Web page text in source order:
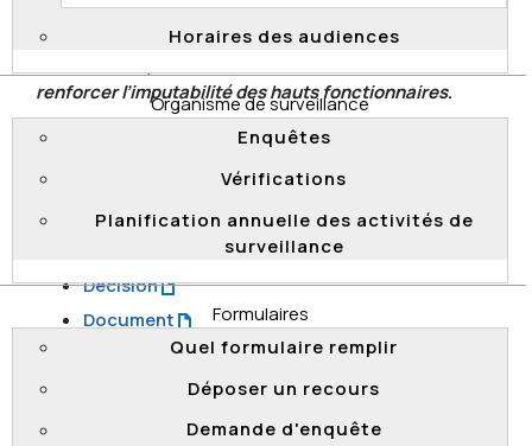
Horaires des audiences
Organisme de surveillance
Enquêtes
Vérifications
Planification annuelle des activités de
surveillance
Formulaires
Quel formulaire remplir
Déposer un recours
Demande d'enquête
détenus par la présidence de la Commission au
sujet du projet de loi no7 -Loi visant à réduire la
bureaucratie, à accroître l’efficacité de l’État et à
renforcer l’imputabilité des hauts fonctionnaires.
Date de transmission des documents : 3
Documents transmis
Décision
Document
Document